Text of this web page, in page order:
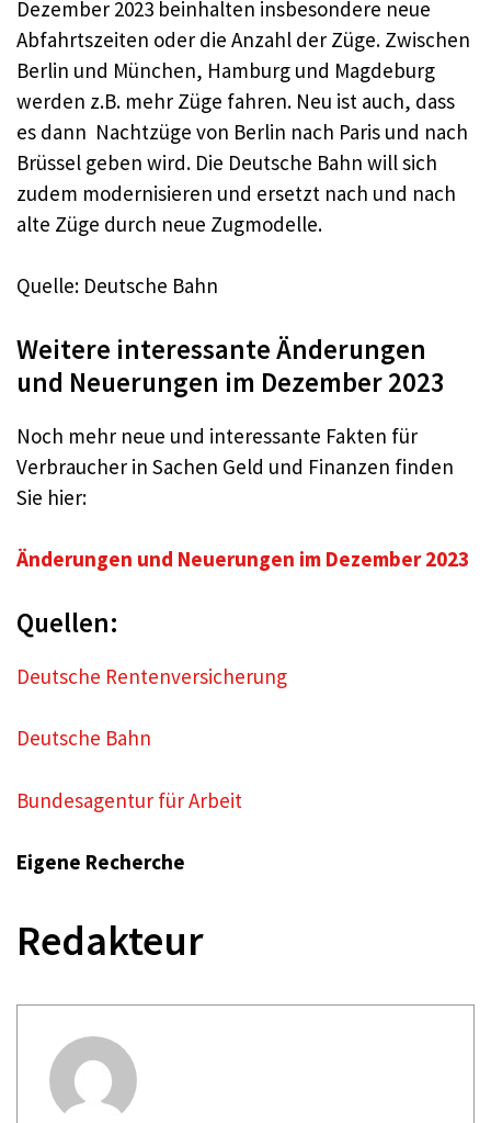
Dezember 2023 beinhalten insbesondere neue
Abfahrtszeiten oder die Anzahl der Züge. Zwischen
Berlin und München, Hamburg und Magdeburg
werden z.B. mehr Züge fahren. Neu ist auch, dass
es dann Nachtzüge von Berlin nach Paris und nach
Brüssel geben wird. Die Deutsche Bahn will sich
zudem modernisieren und ersetzt nach und nach
alte Züge durch neue Zugmodelle.
Quelle: Deutsche Bahn
Weitere interessante Änderungen
und Neuerungen im Dezember 2023
Noch mehr neue und interessante Fakten für
Verbraucher in Sachen Geld und Finanzen finden
Sie hier:
Änderungen und Neuerungen im Dezember 2023
Quellen:
Deutsche Rentenversicherung
Deutsche Bahn
Bundesagentur für Arbeit
Eigene Recherche
Redakteur